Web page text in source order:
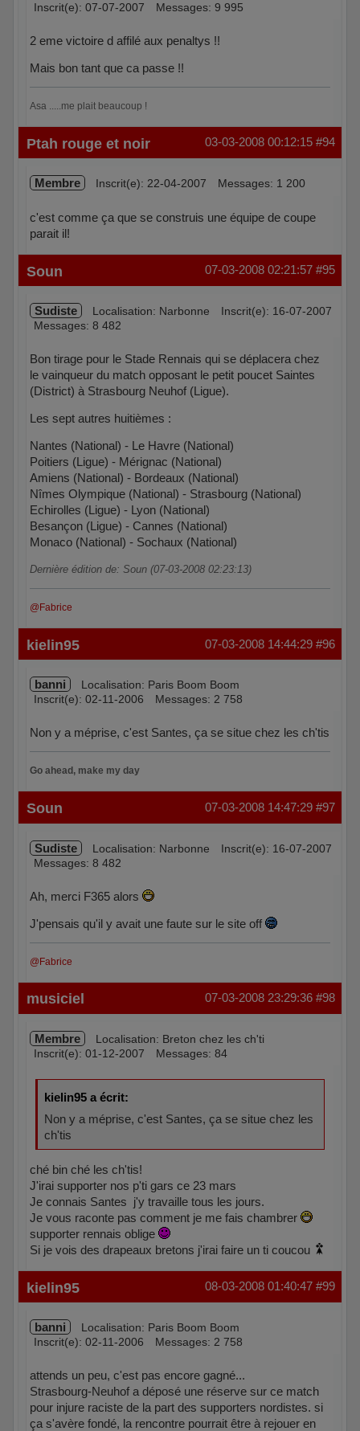
Inscrit(e): 07-07-2007
Messages: 9 995
2 eme victoire d affilé aux penaltys !!
Mais bon tant que ca passe !!
Asa .....me plait beaucoup !
Hors ligne #94
03-03-2008 00:12:15
Ptah rouge et noir
Membre Inscrit(e): 22-04-2007 Messages: 1 200
c'est comme ça que se construis une équipe de coupe
parait il!
Hors ligne #95
07-03-2008 02:21:57
Soun
Sudiste Localisation: Narbonne
Inscrit(e): 16-07-2007
Messages: 8 482
Bon tirage pour le Stade Rennais qui se déplacera chez
le vainqueur du match opposant le petit poucet Saintes
(District) à Strasbourg Neuhof (Ligue).
Les sept autres huitièmes :
Nantes (National) - Le Havre (National)
Poitiers (Ligue) - Mérignac (National)
Amiens (National) - Bordeaux (National)
Nîmes Olympique (National) - Strasbourg (National)
Echirolles (Ligue) - Lyon (National)
Besançon (Ligue) - Cannes (National)
Monaco (National) - Sochaux (National)
Dernière édition de: Soun (07-03-2008 02:23:13)
@Fabrice
Hors ligne #96
07-03-2008 14:44:29
kielin95
banni
Localisation: Paris Boom Boom
Inscrit(e): 02-11-2006
Messages: 2 758
Non y a méprise, c'est Santes, ça se situe chez les ch'tis
Go ahead, make my day
Hors ligne #97
07-03-2008 14:47:29
Soun
Sudiste Localisation: Narbonne
Inscrit(e): 16-07-2007
Messages: 8 482
Ah, merci F365 alors
J'pensais qu'il y avait une faute sur le site off
@Fabrice
Hors ligne #98
07-03-2008 23:29:36
musiciel
Membre
Localisation: Breton chez les ch'ti
Inscrit(e): 01-12-2007
Messages: 84
kielin95 a écrit:
Non y a méprise, c'est Santes, ça se situe chez les
ch'tis
ché bin ché les ch'tis!
J'irai supporter nos p'ti gars ce 23 mars
Je connais Santes j'y travaille tous les jours.
Je vous raconte pas comment je me fais chambrer
supporter rennais oblige
Si je vois des drapeaux bretons j'irai faire un ti coucou
Hors ligne #99
08-03-2008 01:40:47
kielin95
banni
Localisation: Paris Boom Boom
Inscrit(e): 02-11-2006
Messages: 2 758
attends un peu, c'est pas encore gagné...
Strasbourg-Neuhof a déposé une réserve sur ce match
pour injure raciste de la part des supporters nordistes. si
ça s'avère fondé, la rencontre pourrait être à rejouer en